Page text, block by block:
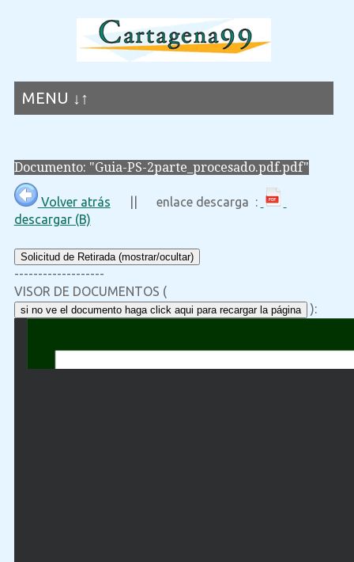
MENU ↓↑
Documento: "Guia-PS-2parte_procesado.pdf.pdf"
Volver atrás || enlace descarga :
descargar (B)
Solicitud de Retirada (mostrar/ocultar)
-------------------
VISOR DE DOCUMENTOS (
si no ve el documento haga click aqui para recargar la página ):